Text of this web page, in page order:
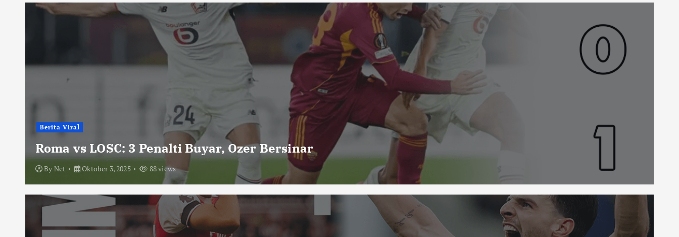
Berita Viral
Roma vs LOSC: 3 Penalti Buyar, Ozer Bersinar
By Net Oktober 3, 2025 88 views